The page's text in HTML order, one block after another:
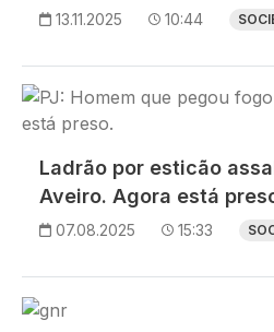
13.11.2025 10:44
Imagem
Ladrão por esticão
Aveiro. Agora está
07.08.2025 15:33
Imagem